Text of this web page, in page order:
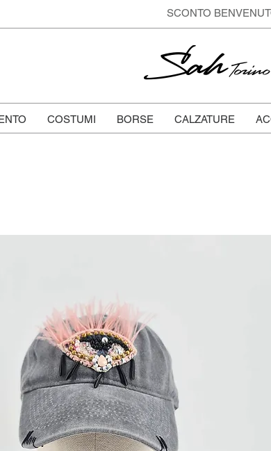
SCONTO
Sah
COSTUMI BORSE CALZATURE